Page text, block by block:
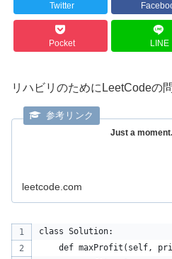
Twitter
Pocket LINE
リハビリのためにLeetCodeの
Just a
leetcode.com
class Solution:
def maxProfit(self,